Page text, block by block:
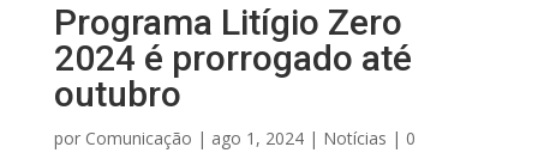
Programa Litígio Zero
2024 é prorrogado até
outubro
por Comunicação | ago 1, 2024| Notícias | 0